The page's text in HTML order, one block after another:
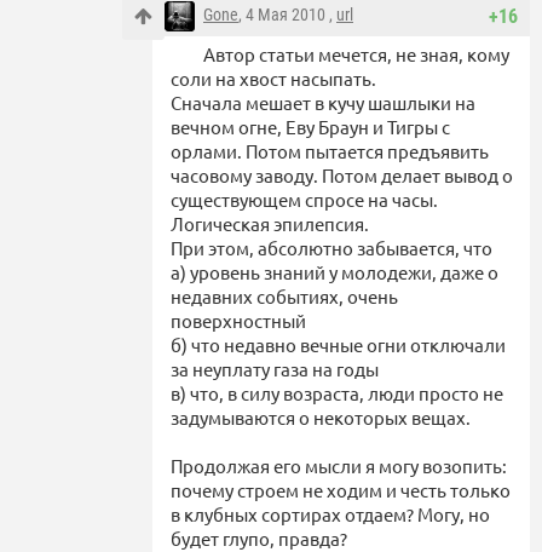
+16
Gone, 4 Мая 2010 , url
Автор статьи мечется, не зная, кому
соли на хвост насыпать.
Сначала мешает в кучу шашлыки на
вечном огне, Еву Браун и Тигры с
орлами. Потом пытается предъявить
часовому заводу. Потом делает вывод о
существующем спросе на часы.
Логическая эпилепсия.
При этом, абсолютно забывается, что
а) уровень знаний у молодежи, даже о
недавних событиях, очень
поверхностный
б) что недавно вечные огни отключали
за неуплату газа на годы
в) что, в силу возраста, люди просто не
задумываются о некоторых вещах.
Продолжая его мысли я могу возопить:
почему строем не ходим и честь только
в клубных сортирах отдаем? Могу, но
будет глупо, правда?